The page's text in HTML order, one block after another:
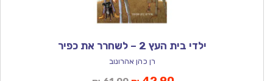
ילדי בית העץ 2 – לשחרר את כפיר
רן כהן אהרונוב